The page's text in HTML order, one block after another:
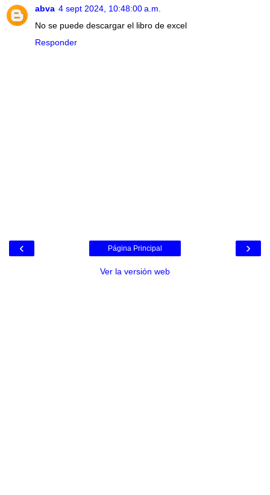
abva 4 sept 2024, 10:48:00 a.m.
No se puede descargar el libro de excel
Responder
‹ ›
Página Principal
Ver la versión web